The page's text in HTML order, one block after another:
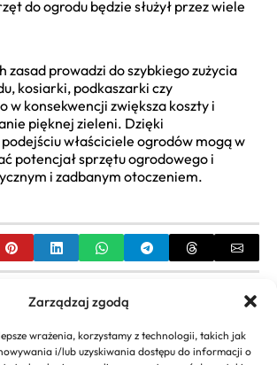
Zarządzaj zgodą
wrażenia, korzystamy z technologii, takich jak
i/lub uzyskiwania dostępu do informacji o
do ogrodu będzie służył przez wiele
zasad prowadzi do szybkiego zużycia
kosiarki, podkaszarki czy
w konsekwencji zwiększa koszty i
pięknej zieleni. Dzięki
właściciele ogrodów mogą w
potencjał sprzętu ogrodowego i
i zadbanym otoczeniem.
ogrodów przed domem: Kompletny
i inspiracje